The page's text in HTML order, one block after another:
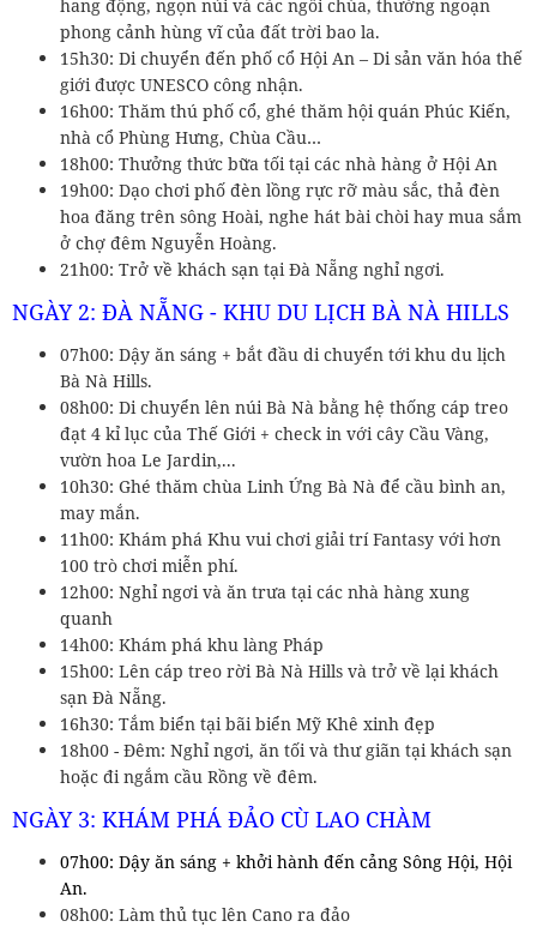
hang động, ngọn núi và các ngôi chùa, thưởng ngoạn
phong cảnh hùng vĩ của đất trời bao la.
15h30: Di chuyển đến phố cổ Hội An – Di sản văn hóa thế
giới được UNESCO công nhận.
16h00: Thăm thú phố cổ, ghé thăm hội quán Phúc Kiến,
nhà cổ Phùng Hưng, Chùa Cầu…
18h00: Thưởng thức bữa tối tại các nhà hàng ở Hội An
19h00: Dạo chơi phố đèn lồng rực rỡ màu sắc, thả đèn
hoa đăng trên sông Hoài, nghe hát bài chòi hay mua sắm
ở chợ đêm Nguyễn Hoàng.
21h00: Trở về khách sạn tại Đà Nẵng nghỉ ngơi.
NGÀY 2: ĐÀ NẴNG - KHU DU LỊCH BÀ NÀ HILLS
07h00: Dậy ăn sáng + bắt đầu di chuyển tới khu du lịch
Bà Nà Hills.
08h00: Di chuyển lên núi Bà Nà bằng hệ thống cáp treo
đạt 4 kỉ lục của Thế Giới + check in với cây Cầu Vàng,
vườn hoa Le Jardin,...
10h30: Ghé thăm chùa Linh Ứng Bà Nà để cầu bình an,
may mắn.
11h00: Khám phá Khu vui chơi giải trí Fantasy với hơn
100 trò chơi miễn phí.
12h00: Nghỉ ngơi và ăn trưa tại các nhà hàng xung
quanh
14h00: Khám phá khu làng Pháp
15h00: Lên cáp treo rời Bà Nà Hills và trở về lại khách
sạn Đà Nẵng.
16h30: Tắm biển tại bãi biển Mỹ Khê xinh đẹp
18h00 - Đêm: Nghỉ ngơi, ăn tối và thư giãn tại khách sạn
hoặc đi ngắm cầu Rồng về đêm.
NGÀY 3: KHÁM PHÁ ĐẢO CÙ LAO CHÀM
07h00: Dậy ăn sáng + khởi hành đến cảng Sông Hội, Hội
An.
08h00: Làm thủ tục lên Cano ra đảo